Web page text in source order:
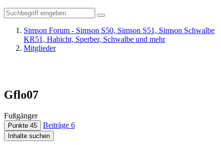
Simson Forum - Simson S50, Simson S51, Simson Schwalbe
KR51, Habicht, Sperber, Schwalbe und mehr
Mitglieder
Gflo07
Fußgänger
Punkte 45 Beiträge 6
Inhalte suchen